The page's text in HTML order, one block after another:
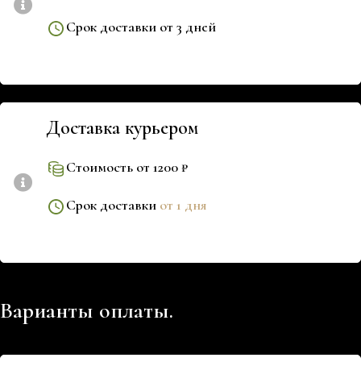
Срок доставки от 3 дней
Доставка курьером
Стоимость от 1200 ₽
Срок доставки от 1 дня
Варианты оплаты.